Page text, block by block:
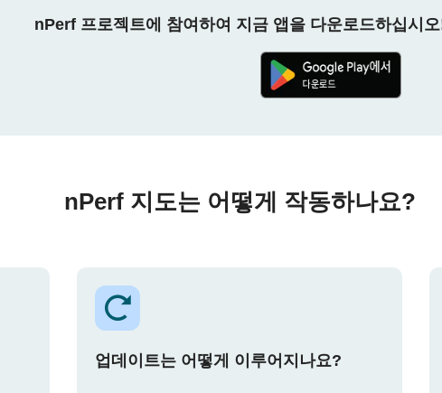
nPerf 프로젝트에 참여하여 지금 앱을 다운로드하십시
nPerf 지도는 어떻게 작동하나요?
업데이트는 어떻게 이루어지나요?